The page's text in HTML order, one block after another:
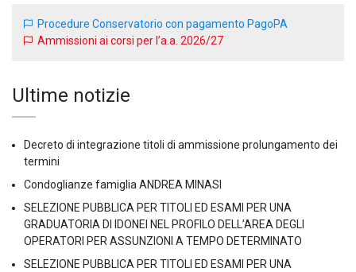
Procedure Conservatorio con pagamento PagoPA
Ammissioni ai corsi per l’a.a. 2026/27
Ultime notizie
Decreto di integrazione titoli di ammissione prolungamento dei
termini
Condoglianze famiglia ANDREA MINASI
SELEZIONE PUBBLICA PER TITOLI ED ESAMI PER UNA
GRADUATORIA DI IDONEI NEL PROFILO DELL’AREA DEGLI
OPERATORI PER ASSUNZIONI A TEMPO DETERMINATO
SELEZIONE PUBBLICA PER TITOLI ED ESAMI PER UNA